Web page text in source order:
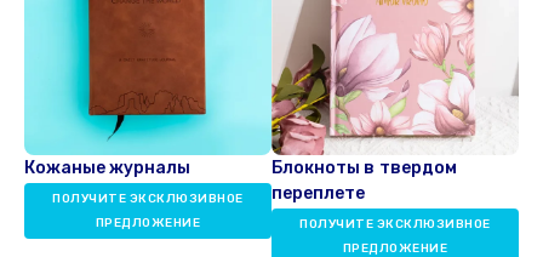
Кожаные журналы
ПОЛУЧИТЕ ЭКСКЛЮЗИВНОЕ
ПРЕДЛОЖЕНИЕ
Блокноты в твердом
переплете
ПОЛУЧИТЕ ЭКСКЛЮЗИВНОЕ
ПРЕДЛОЖЕНИЕ